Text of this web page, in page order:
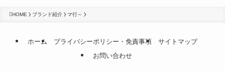
HOME ブランド紹介 マ行～
ホーム プライバシーポリシー・免責事項
サイトマップ
お問い合わせ